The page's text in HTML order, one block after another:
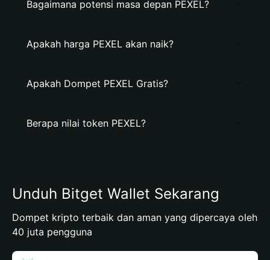
Bagaimana potensi masa depan PEXEL?
Apakah harga PEXEL akan naik?
Apakah Dompet PEXEL Gratis?
Berapa nilai token PEXEL?
Unduh Bitget Wallet Sekarang
Dompet kripto terbaik dan aman yang dipercaya oleh
40 juta pengguna